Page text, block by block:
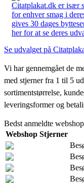
Citatplakat.dk er især
for enhver smag i
gives 30 dages
her for at se deres
Se udvalget på
Vi har gennemgået de
med stjerner fra 1 til 5
sortimentstørrelse,
leveringsformer og
Bedst anmeldte
Webshop Stjerner